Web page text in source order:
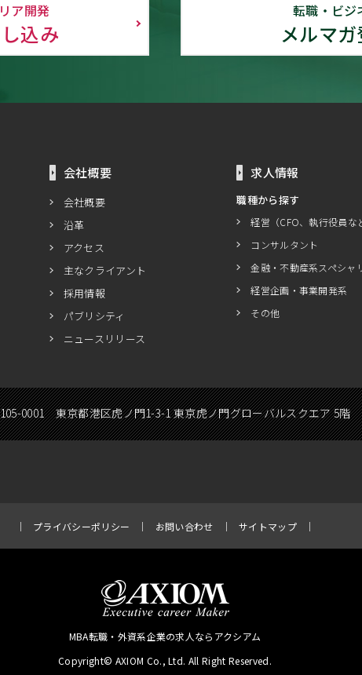
ア開発
込み
転職・ビジ
メルマ
会社概要
会社概要
沿革
アクセス
主なクライアント
採用情報
パブリシティ
ニュースリリース
求人情報
職種から探す
経営（CFO、執行役員な
コンサルタント
金融・不動産系スペシャ
経営企画・事業開発系
その他
0001 東京都港区虎ノ門1-3-1 東京虎ノ門グローバルスクエア 5階
プライバシーポリシー お問い合わせ サイトマップ
MBA転職・外資系企業の求人ならアクシアム
Copyright© AXIOM Co., Ltd. All Right Reserved.